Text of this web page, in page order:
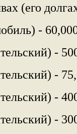
(его
-
-
-
-
-